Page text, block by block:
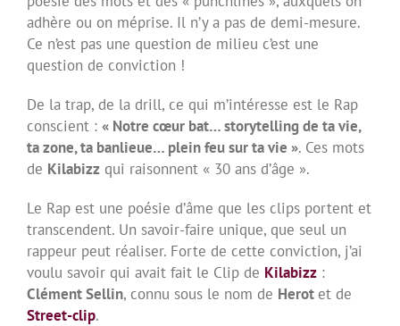
adhère ou on méprise. Il n’y a pas de demi-mesure.
Ce n’est pas une question de milieu c’est une
question de conviction !
De la trap, de la drill, ce qui m’intéresse est le Rap
conscient : « Notre cœur bat… storytelling de ta vie,
ta zone, ta banlieue… plein feu sur ta vie ». Ces mots
de Kilabizz qui raisonnent « 30 ans d’âge ».
Le Rap est une poésie d’âme que les clips portent et
transcendent. Un savoir-faire unique, que seul un
rappeur peut réaliser. Forte de cette conviction, j’ai
voulu savoir qui avait fait le Clip de Kilabizz :
Clément Sellin, connu sous le nom de Herot et de
Street-clip.